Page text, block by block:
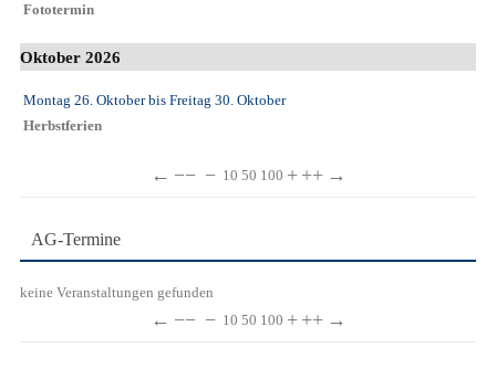
Fototermin
Oktober 2026
Montag 26. Oktoberbis Freitag 30. Oktober
Herbstferien
← −− − 10 50 100 + ++ →
AG-Termine
keine Veranstaltungen gefunden
← −− − 10 50 100 + ++ →